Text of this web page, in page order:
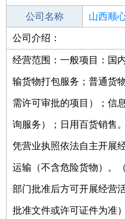
公司名称 山西顺
公司类型
人独资)
公司介绍：
经营范围：一般项目：国
输货物打包服务；普通货
需许可审批的项目）；信
询服务）；日用百货销售
凭营业执照依法自主开展
运输（不含危险货物）。
部门批准后方可开展经营
批准文件或许可证件为准）